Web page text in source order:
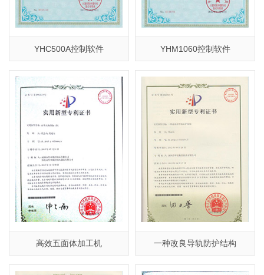
YHC500A控制软件 YHM1060控制软件
高效五面体加工机 一种改良导轨防护结构